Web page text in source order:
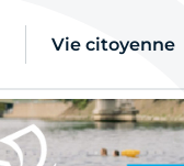
Vie citoyenne